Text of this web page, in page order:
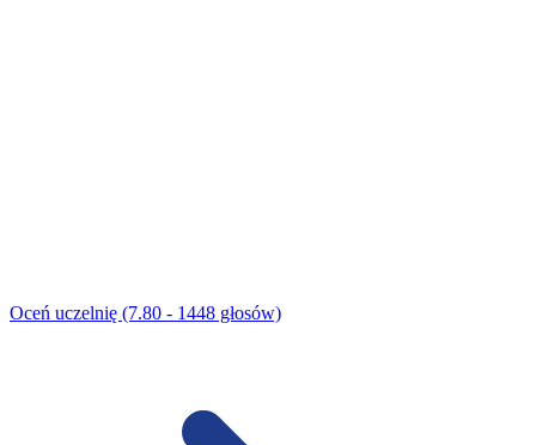
Oceń uczelnię (7.80 - 1448 głosów)